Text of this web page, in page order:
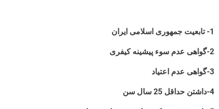
1- تابعیت جمهوری اسلامی ایران
2-گواهی عدم سوء پیشینه کیفری
3-گواهی عدم اعتیاد
4-داشتن حداقل 25 سال سن